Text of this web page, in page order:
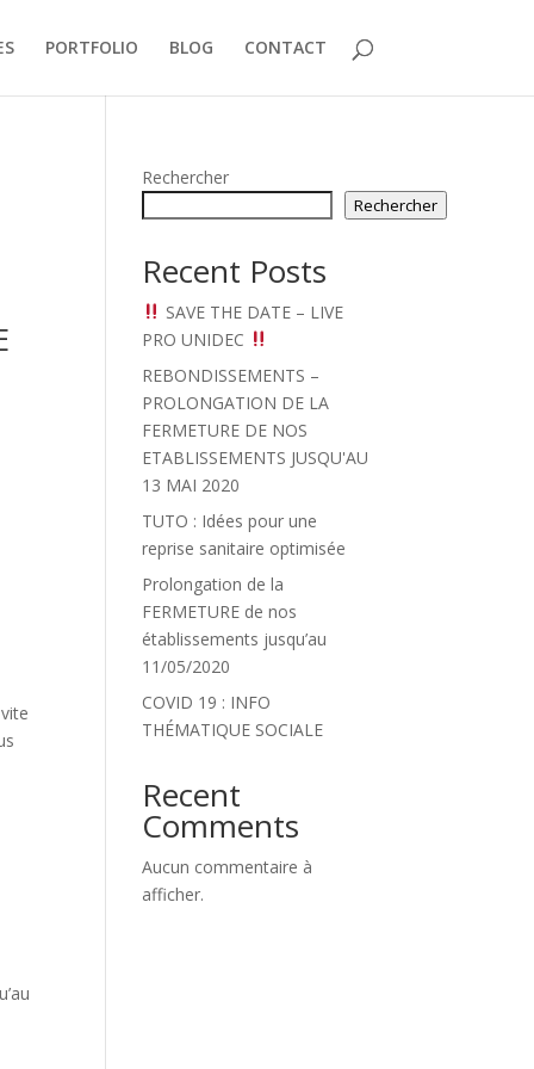
PORTFOLIO BLOG CONTACT
Rechercher
Rechercher
Recent Posts
SAVE THE DATE – LIVE
PRO UNIDEC
REBONDISSEMENTS –
PROLONGATION DE LA
FERMETURE DE NOS
ETABLISSEMENTS JUSQU'AU
13 MAI 2020
TUTO : Idées pour une
reprise sanitaire optimisée
Prolongation de la
FERMETURE de nos
établissements jusqu’au
11/05/2020
COVID 19 : INFO
THÉMATIQUE SOCIALE
Recent
Comments
Aucun commentaire à
afficher.